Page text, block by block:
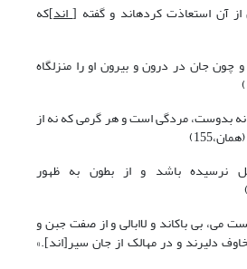
آن استعاذت کرده‏اند و گفته [اند]که
چون جان در درون و بیرون او را منزلگاه
بدوست، مردگی است و هر گرمی که نه از
نرسیده باشد و از بطون به ظهور
بی باک‏اند و لاابالی و از صفت جبن و
دلیرند و در مهالک از جان سیر[اند].»